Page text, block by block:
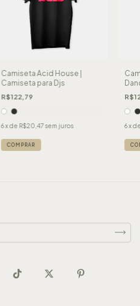
Camiseta Acid House |
Camiseta para Djs
R$122,79
6x de R$20,47sem juros
COMPRAR
6 x